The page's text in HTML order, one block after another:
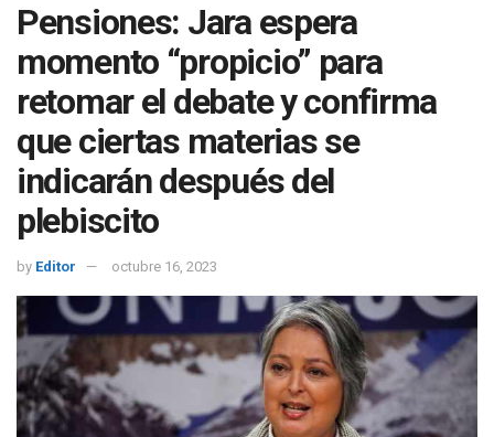
Pensiones: Jara espera
momento “propicio” para
retomar el debate y confirma
que ciertas materias se
indicarán después del
plebiscito
by Editor octubre 16, 2023